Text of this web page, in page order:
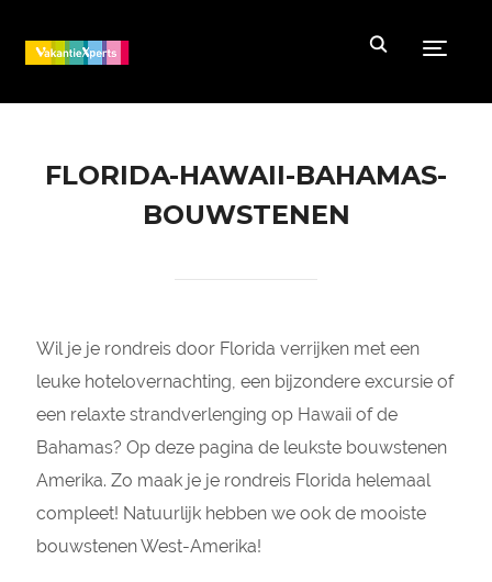
FLORIDA-HAWAII-BAHAMAS-
BOUWSTENEN
Wil je je rondreis door Florida verrijken met een
leuke hotelovernachting, een bijzondere excursie of
een relaxte strandverlenging op Hawaii of de
Bahamas? Op deze pagina de leukste bouwstenen
Amerika. Zo maak je je rondreis Florida helemaal
compleet! Natuurlijk hebben we ook de mooiste
bouwstenen West-Amerika!